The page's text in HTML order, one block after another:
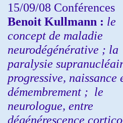
15/09/08 Conférences
Benoit Kullmann : le
concept de maladie
neurodégénérative ; la
paralysie
progressive, naissance
démembrement ; le
neurologue, entre
dégénérescence